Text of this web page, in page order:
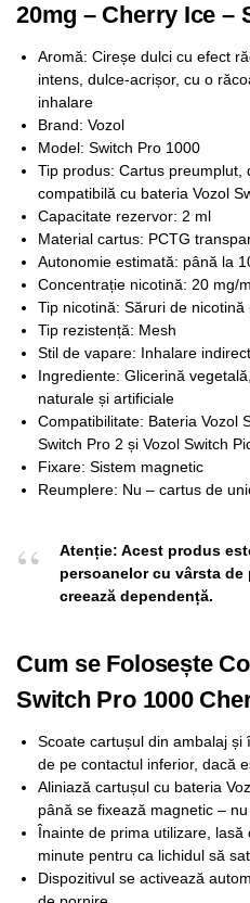
20mg – Cherry Ice –
Aromă: Cireșe dulci cu efect
intens, dulce-acrișor, cu o
inhalare
Brand: Vozol
Model: Switch Pro 1000
Tip produs: Cartus preumplut,
compatibilă cu bateria Vozol
Capacitate rezervor: 2 ml
Material cartus: PCTG
Autonomie estimată: până la
Concentrație nicotină: 20 mg/
Tip nicotină: Săruri de nicotină
Tip rezistență: Mesh
Stil de vapare: Inhalare
Ingrediente: Glicerină
naturale și artificiale
Compatibilitate: Bateria Vozol
Switch Pro 2 și Vozol Switch
Fixare: Sistem magnetic
Reumplere: Nu – cartus de
Atenție: Acest produs
persoanelor cu vârsta
creează dependență.
Cum se Folosește
Switch Pro 1000
Scoate cartușul din ambalaj
de pe contactul inferior, dacă
Aliniază cartușul cu bateria
până se fixează magnetic –
Înainte de prima utilizare,
minute pentru ca lichidul să
Dispozitivul se activează